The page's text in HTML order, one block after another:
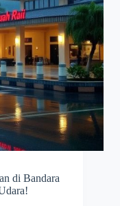
di Bandara